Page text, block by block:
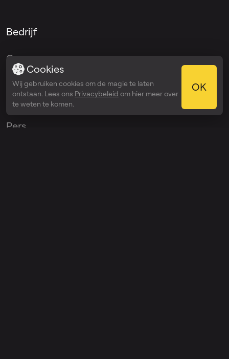
Bedrijf
Over
Blog
Media Kit
Pers
Cookies
Wij gebruiken cookies om de magie te laten
ontstaan. Lees ons Privacybeleid om hier meer over
te weten te komen.
OK